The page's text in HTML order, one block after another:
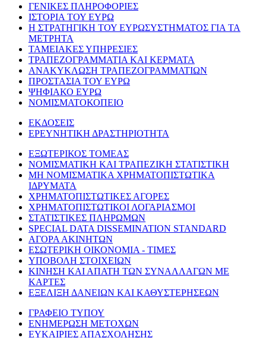
ΓΕΝΙΚΕΣ ΠΛΗΡΟΦΟΡΙΕΣ
ΙΣΤΟΡΙΑ ΤΟΥ ΕΥΡΩ
Η ΣΤΡΑΤΗΓΙΚΗ ΤΟΥ ΕΥΡΩΣΥΣΤΗΜΑΤΟΣ ΓΙΑ ΤΑ
ΜΕΤΡΗΤΑ
ΤΑΜΕΙΑΚΕΣ ΥΠΗΡΕΣΙΕΣ
ΤΡΑΠΕΖΟΓΡΑΜΜΑΤΙΑ ΚΑΙ ΚΕΡΜΑΤΑ
ΑΝΑΚΥΚΛΩΣΗ ΤΡΑΠΕΖΟΓΡΑΜΜΑΤΙΩΝ
ΠΡΟΣΤΑΣΙΑ ΤΟΥ ΕΥΡΩ
ΨΗΦΙΑΚΟ ΕΥΡΩ
ΝΟΜΙΣΜΑΤΟΚΟΠΕΙΟ
ΕΚΔΟΣΕΙΣ
ΕΡΕΥΝΗΤΙΚΗ ΔΡΑΣΤΗΡΙΟΤΗΤΑ
ΕΞΩΤΕΡΙΚΟΣ ΤΟΜΕΑΣ
ΝΟΜΙΣΜΑΤΙΚΗ ΚΑΙ ΤΡΑΠΕΖΙΚΗ ΣΤΑΤΙΣΤΙΚΗ
ΜΗ ΝΟΜΙΣΜΑΤΙΚΑ ΧΡΗΜΑΤΟΠΙΣΤΩΤΙΚΑ
ΙΔΡΥΜΑΤΑ
ΧΡΗΜΑΤΟΠΙΣΤΩΤΙΚΕΣ ΑΓΟΡΕΣ
ΧΡΗΜΑΤΟΠΙΣΤΩΤΙΚΟΙ ΛΟΓΑΡΙΑΣΜΟΙ
ΣΤΑΤΙΣΤΙΚΕΣ ΠΛΗΡΩΜΩΝ
SPECIAL DATA DISSEMINATION STANDARD
ΑΓΟΡΑ ΑΚΙΝΗΤΩΝ
ΕΣΩΤΕΡΙΚΗ ΟΙΚΟΝΟΜΙΑ - ΤΙΜΕΣ
ΥΠΟΒΟΛΗ ΣΤΟΙΧΕΙΩΝ
ΚΙΝΗΣΗ ΚΑΙ ΑΠΑΤΗ ΤΩΝ ΣΥΝΑΛΛΑΓΩΝ ΜΕ
ΚΑΡΤΕΣ
ΕΞΕΛΙΞΗ ΔΑΝΕΙΩΝ ΚΑΙ ΚΑΘΥΣΤΕΡΗΣΕΩΝ
ΓΡΑΦΕΙΟ ΤΥΠΟΥ
ΕΝΗΜΕΡΩΣΗ ΜΕΤΟΧΩΝ
ΕΥΚΑΙΡΙΕΣ ΑΠΑΣΧΟΛΗΣΗΣ